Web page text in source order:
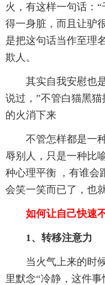
火，有这样一句话：
得一身脏，而且让驴
是把这句话当作至理
欺人。
其实自我安慰也
说过，”不管白猫黑
的火消下来
不管怎样都是一
辱别人，只是一种比
种心理平衡 ，有谁会
会笑一笑而已了，也
如何让自己快速
1、转移注意力
当火气上来的时
里默念“冷静，这件